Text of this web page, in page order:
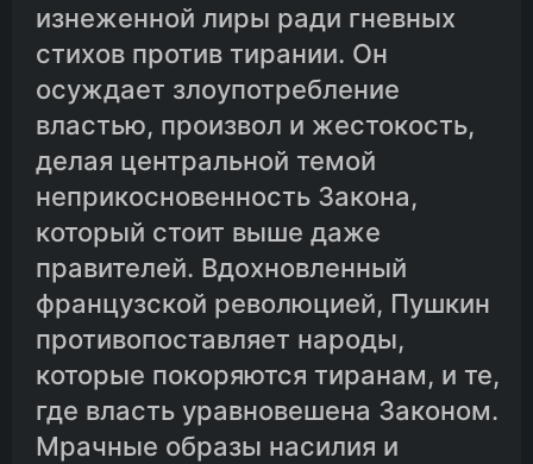
изнеженной лиры ради гневных
стихов против тирании. Он
осуждает злоупотребление
властью, произвол и жестокость,
делая центральной темой
неприкосновенность Закона,
который стоит выше даже
правителей. Вдохновленный
французской революцией, Пушкин
противопоставляет народы,
которые покоряются тиранам, и те,
где власть уравновешена Законом.
Мрачные образы насилия и